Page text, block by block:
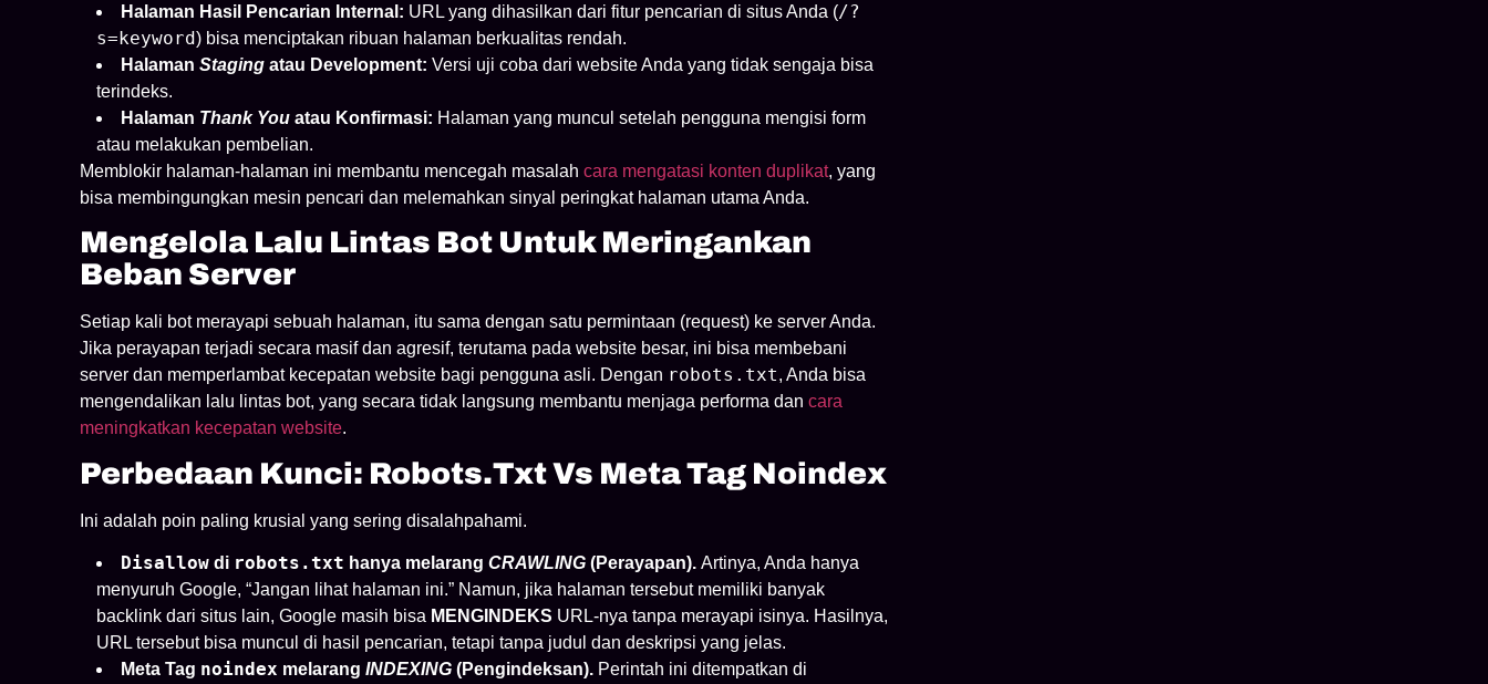
Halaman Hasil Pencarian Internal: URL yang dihasilkan dari fitur pencarian di situs Anda (/?
s=keyword) bisa menciptakan ribuan halaman berkualitas rendah.
Halaman Staging atau Development: Versi uji coba dari website Anda yang tidak sengaja bisa
terindeks.
Halaman Thank You atau Konfirmasi: Halaman yang muncul setelah pengguna mengisi form
atau melakukan pembelian.
Memblokir halaman-halaman ini membantu mencegah masalah cara mengatasi konten duplikat, yang
bisa membingungkan mesin pencari dan melemahkan sinyal peringkat halaman utama Anda.
Mengelola Lalu Lintas Bot Untuk Meringankan
Beban Server
Setiap kali bot merayapi sebuah halaman, itu sama dengan satu permintaan (request) ke server Anda.
Jika perayapan terjadi secara masif dan agresif, terutama pada website besar, ini bisa membebani
server dan memperlambat kecepatan website bagi pengguna asli. Dengan robots.txt, Anda bisa
mengendalikan lalu lintas bot, yang secara tidak langsung membantu menjaga performa dan cara
meningkatkan kecepatan website.
Perbedaan Kunci: Robots.txt Vs Meta Tag Noindex
Ini adalah poin paling krusial yang sering disalahpahami.
Disallow di robots.txt hanya melarang CRAWLING (Perayapan). Artinya, Anda hanya
menyuruh Google, “Jangan lihat halaman ini.” Namun, jika halaman tersebut memiliki banyak
backlink dari situs lain, Google masih bisa MENGINDEKS URL-nya tanpa merayapi isinya. Hasilnya,
URL tersebut bisa muncul di hasil pencarian, tetapi tanpa judul dan deskripsi yang jelas.
Meta Tag noindex melarang INDEXING (Pengindeksan). Perintah ini ditempatkan di